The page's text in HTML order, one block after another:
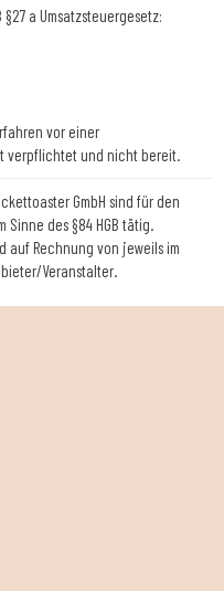
a Umsatzsteuergesetz:
vor einer
verpflichtet und nicht bereit.
GmbH sind für den
des §84 HGB tätig.
auf Rechnung von jeweils im
Veranstalter.